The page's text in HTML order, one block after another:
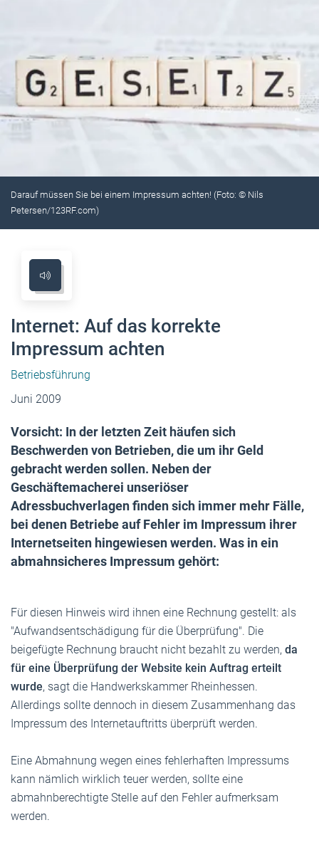
Darauf müssen Sie bei einem Impressum achten! (Foto: © Nils
Petersen/123RF.com)
Internet: Auf das korrekte
Impressum achten
Betriebsführung
Juni 2009
Vorsicht: In der letzten Zeit häufen sich
Beschwerden von Betrieben, die um ihr Geld
gebracht werden sollen. Neben der
Geschäftemacherei unseriöser
Adressbuchverlagen finden sich immer mehr Fälle,
bei denen Betriebe auf Fehler im Impressum ihrer
Internetseiten hingewiesen werden. Was in ein
abmahnsicheres Impressum gehört:
Für diesen Hinweis wird ihnen eine Rechnung gestellt: als
"Aufwandsentschädigung für die Überprüfung". Die
beigefügte Rechnung braucht nicht bezahlt zu werden, da
für eine Überprüfung der Website kein Auftrag erteilt
wurde, sagt die Handwerkskammer Rheinhessen.
Allerdings sollte dennoch in diesem Zusammenhang das
Impressum des Internetauftritts überprüft werden.
Eine Abmahnung wegen eines fehlerhaften Impressums
kann nämlich wirklich teuer werden, sollte eine
abmahnberechtigte Stelle auf den Fehler aufmerksam
werden.